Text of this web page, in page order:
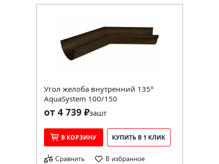
Угол желоба внутренний 135°
AquaSystem 100/150
от 4 739 ₽зашт
В КОРЗИНУ КУПИТЬ В 1 КЛИК
Сравнить В избранное